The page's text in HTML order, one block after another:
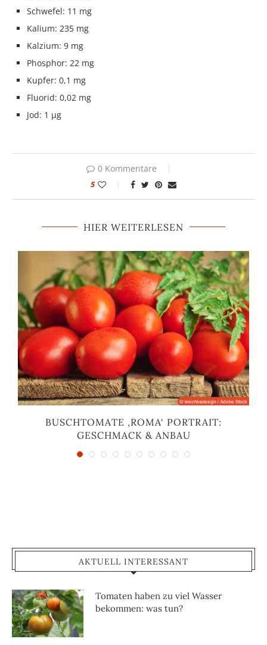
Schwefel: 11 mg
Kalium: 235 mg
Kalzium: 9 mg
Phosphor: 22 mg
Kupfer: 0,1 mg
Fluorid: 0,02 mg
Jod: 1 µg
0 Kommentare
5
HIER WEITERLESEN
BUSCHTOMATE ‚ROMA‘ PORTRAIT:
GESCHMACK & ANBAU
AKTUELL INTERESSANT
Tomaten haben zu viel Wasser
bekommen: was tun?